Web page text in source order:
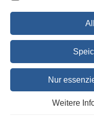
Nur
Weitere